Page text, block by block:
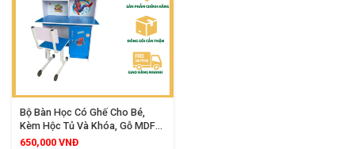
Bộ Bàn Học Có Ghế Cho Bé,
Kèm Hộc Tủ Và Khóa, Gỗ MDF
Phủ Melamine, Chống Nước
650,000 VNĐ